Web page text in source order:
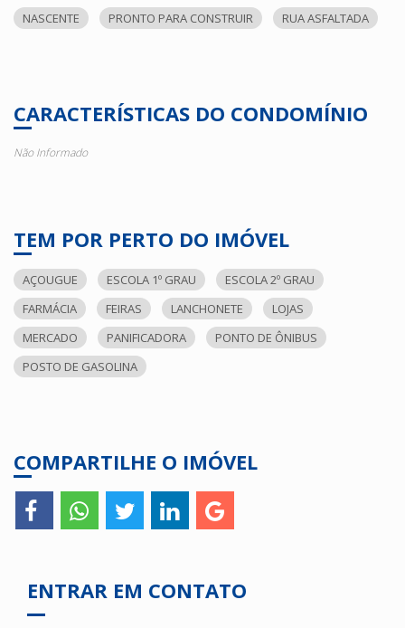
NASCENTE PRONTO PARA CONSTRUIR RUA ASFALTADA
CARACTERÍSTICAS DO CONDOMÍNIO
Não Informado
TEM POR PERTO DO IMÓVEL
AÇOUGUE ESCOLA 1º GRAU
ESCOLA 2º GRAU
FARMÁCIA
FEIRAS LANCHONETE
LOJAS
MERCADO
PANIFICADORA
PONTO DE ÔNIBUS
POSTO DE GASOLINA
COMPARTILHE O IMÓVEL
ENTRAR EM CONTATO